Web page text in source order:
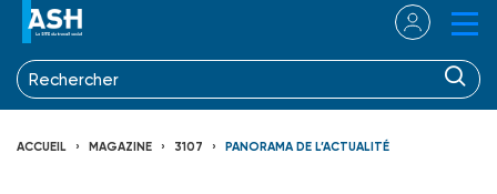
ACCUEIL MAGAZINE 3107 PANORAMA DE L’ACTUALITÉ